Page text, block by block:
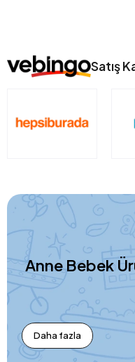
Satış
Anne Bebek
Daha fazla